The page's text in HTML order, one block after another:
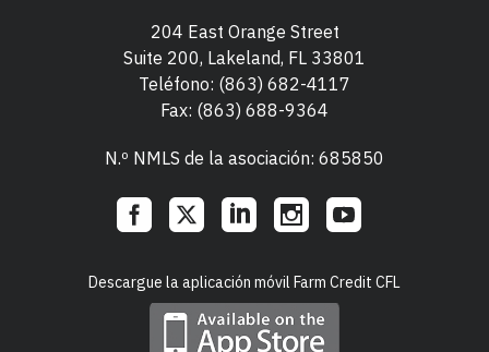
204 East Orange Street
Suite 200, Lakeland, FL 33801
Teléfono: (863) 682-4117
Fax: (863) 688-9364
N.º NMLS de la asociación: 685850
LinksDescargue la aplicación móvil Farm Credit CFL